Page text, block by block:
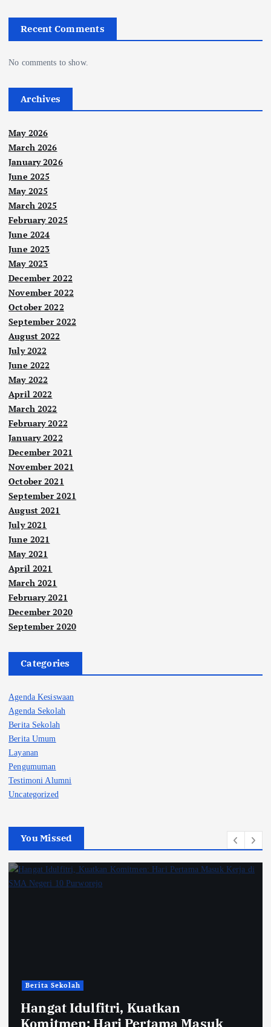
Recent Comments
No comments to show.
Archives
May 2026
March 2026
January 2026
June 2025
May 2025
March 2025
February 2025
June 2024
June 2023
May 2023
December 2022
November 2022
October 2022
September 2022
August 2022
July 2022
June 2022
May 2022
April 2022
March 2022
February 2022
January 2022
December 2021
November 2021
October 2021
September 2021
August 2021
July 2021
June 2021
May 2021
April 2021
March 2021
February 2021
December 2020
September 2020
Categories
Agenda Kesiswaan
Agenda Sekolah
Berita Sekolah
Berita Umum
Layanan
Pengumuman
Testimoni Alumni
Uncategorized
You Missed
Berita Sekolah
Hangat Idulfitri, Kuatkan
Komitmen: Hari Pertama Masuk